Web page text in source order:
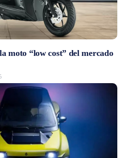
moto “low cost” del mercado